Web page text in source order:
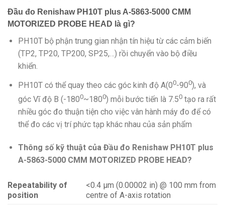
Đầu đo Renishaw PH10T plus A-5863-5000 CMM
MOTORIZED PROBE HEAD là gì?
PH10T bộ phận trung gian nhận tín hiệu từ các cảm biến
(TP2, TP20, TP200, SP25,…) rồi chuyển vào bộ điều
khiển.
PH10T có thể quay theo các góc kinh độ A(00-900), và
góc Vĩ độ B (-1800~1800) mỗi bước tiến là 7.50tạo ra rất
nhiều góc đo thuận tiện cho việc vân hành máy đo để có
thể đo các vị trí phức tạp khác nhau của sản phẩm
Thông số kỹ thuật của Đầu đo Renishaw PH10T plus
A-5863-5000 CMM MOTORIZED PROBE HEAD?
Repeatability of
position
<0.4 μm (0.00002 in) @ 100 mm from
centre of A-axis rotation